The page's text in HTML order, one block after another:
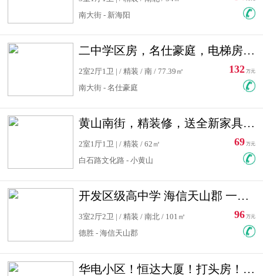
南大街 - 新海阳
二中学区房，名仕豪庭，电梯房，双南卧室，单价低，急售
2室2厅1卫 | / 精装 / 南 / 77.39㎡
南大街 - 名仕豪庭
132 万元
黄山南街，精装修，送全新家具，看房有钥匙，实用面积大
2室1厅1卫 | / 精装 / 62㎡
白石路文化路 - 小黄山
69 万元
开发区级高中学 海信天山郡 一手合同没有税！ 送车位
3室2厅2卫 | / 精装 / 南北 / 101㎡
德胜 - 海信天山郡
96 万元
华电小区！恒达大厦！打头房！精装修！可低首付！随时看房！